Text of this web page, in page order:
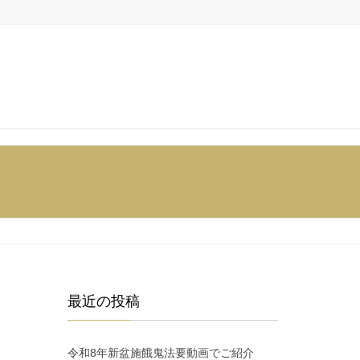
最近の投稿
令和8年新盆施餓鬼法要動画でご紹介